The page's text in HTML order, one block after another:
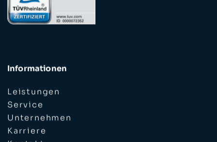
Informationen
Leistungen
Service
Unternehmen
Karriere